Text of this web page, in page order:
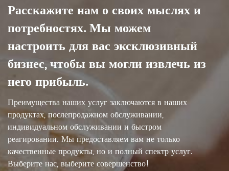
Расскажите нам о своих мыслях и
потребностях. Мы можем
настроить для вас эксклюзивный
бизнес, чтобы вы могли извлечь из
него прибыль.
Преимущества наших услуг заключаются в наших
продуктах, послепродажном обслуживании,
индивидуальном обслуживании и быстром
реагировании. Мы предоставляем вам не только
качественные продукты, но и полный спектр услуг.
Выберите нас, выберите совершенство!